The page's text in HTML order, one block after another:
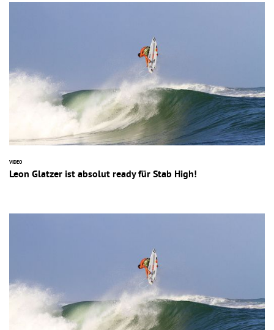
VIDEO
Leon Glatzer ist absolut ready für Stab High!